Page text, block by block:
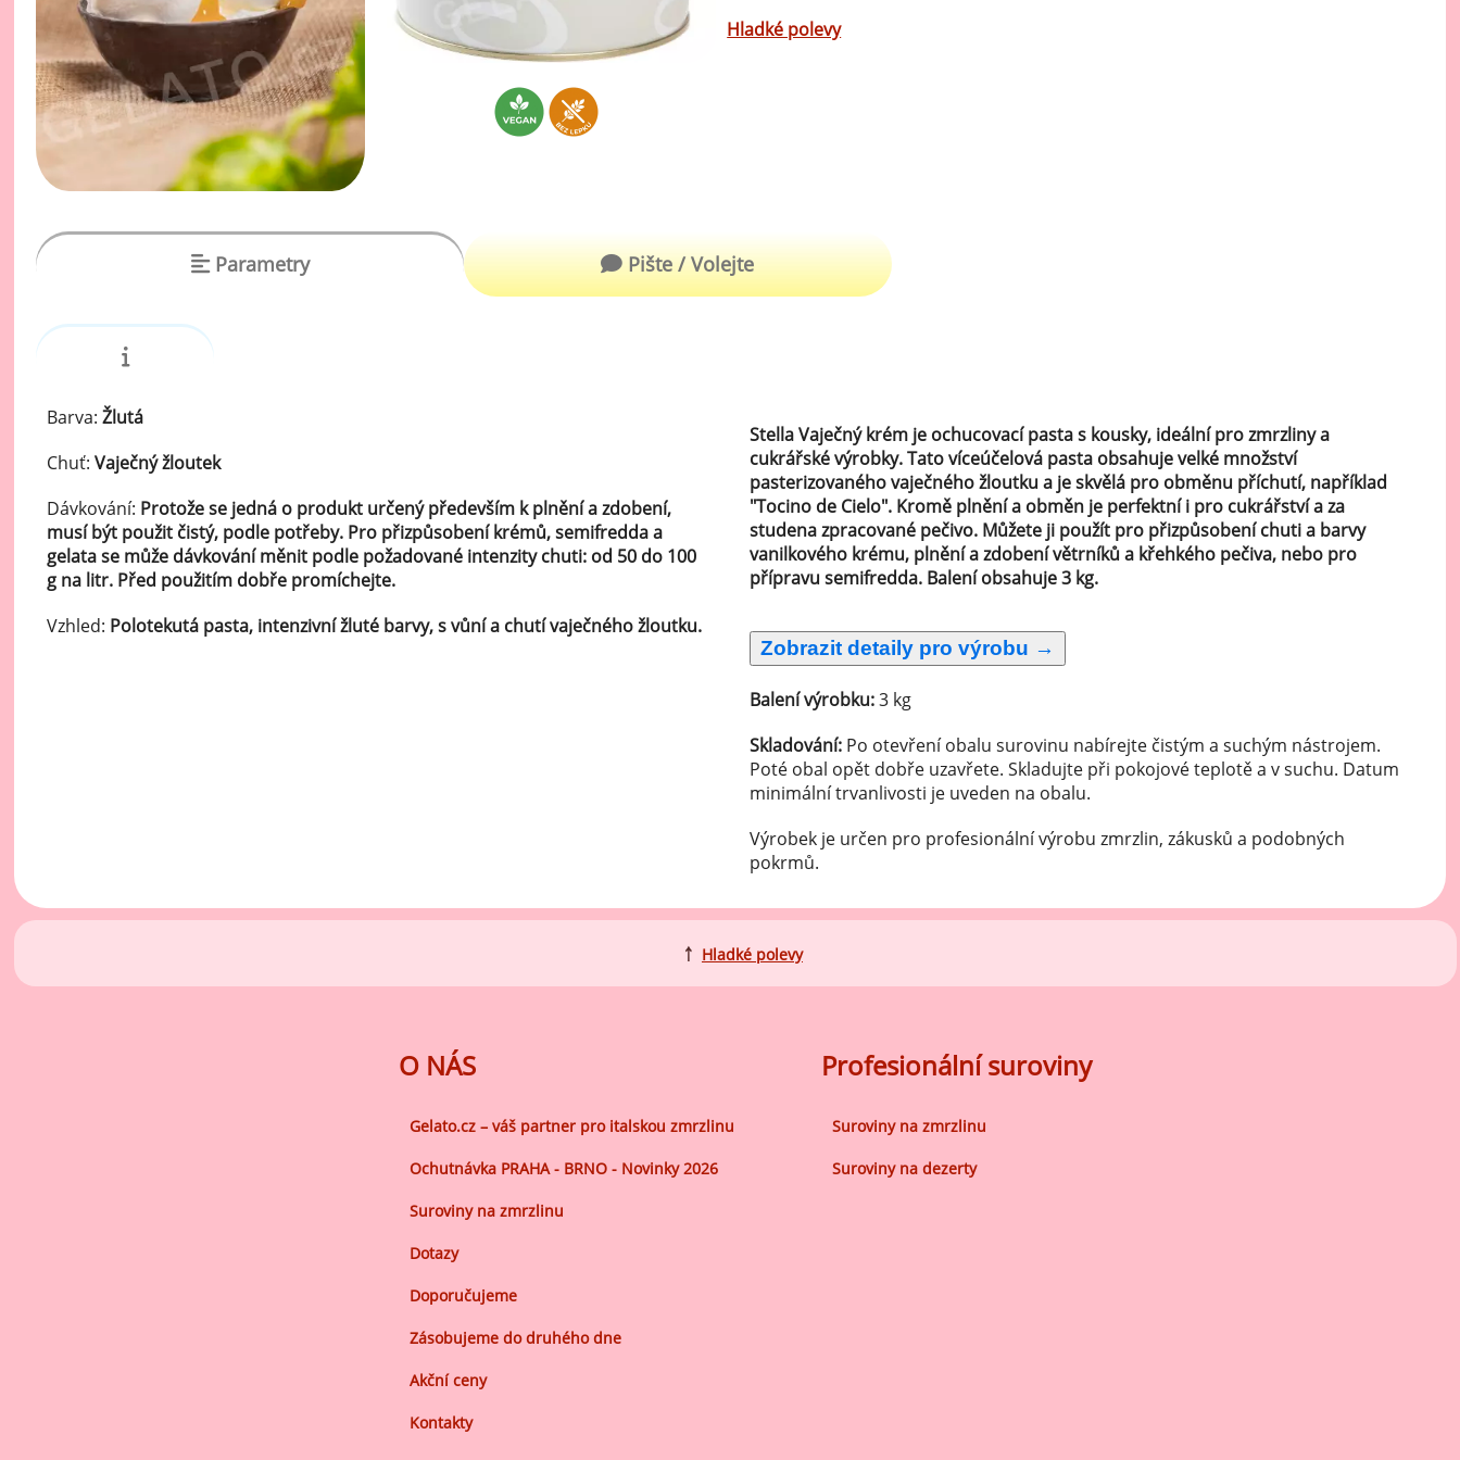
Arašídové ochucovací pasty
Kokosové ochucovací pasty
výrobu kvalitní zmrzliny
Ochucovací sušené ingredience
Ovocné pyré - 100% rozmixované
zralé ovoce
Doplňkové ingredience
Hotové roztíratelné krémy
Ochucovací pasty do mléčného
základu
základu
Hladké polevy
Parametry Pište / Volejte
Barva:Žlutá
Chuť:Vaječný žloutek
Dávkování: Protože se jedná o produkt určený především k plnění a zdobení,
musí být použit čistý, podle potřeby. Pro přizpůsobení krémů, semifredda a
gelata se může dávkování měnit podle požadované intenzity chuti: od 50 do 100
g na litr. Před použitím dobře promíchejte.
Vzhled: Polotekutá pasta, intenzivní žluté barvy, s vůní a chutí vaječného žloutku.
Stella Vaječný krém je ochucovací pasta s kousky, ideální pro zmrzliny a
cukrářské výrobky. Tato víceúčelová pasta obsahuje velké množství
pasterizovaného vaječného žloutku a je skvělá pro obměnu příchutí, například
"Tocino de Cielo". Kromě plnění a obměn je perfektní i pro cukrářství a za
studena zpracované pečivo. Můžete ji použít pro přizpůsobení chuti a barvy
vanilkového krému, plnění a zdobení větrníků a křehkého pečiva, nebo pro
přípravu semifredda. Balení obsahuje 3 kg.
Balení výrobku:3 kg
Skladování: Po otevření obalu surovinu nabírejte čistým a suchým nástrojem.
Poté obal opět dobře uzavřete. Skladujte při pokojové teplotě a v suchu. Datum
minimální trvanlivosti je uveden na obalu.
Výrobek je určen pro profesionální výrobu zmrzlin, zákusků a podobných
pokrmů.
￪ Hladké polevy
O NÁS
Gelato.cz – váš partner pro italskou zmrzlinu
Ochutnávka PRAHA - BRNO - Novinky 2026
Suroviny na zmrzlinu
Dotazy
Doporučujeme
Zásobujeme do druhého dne
Akční ceny
Kontakty
Profesionální suroviny
Suroviny na zmrzlinu
Suroviny na dezerty